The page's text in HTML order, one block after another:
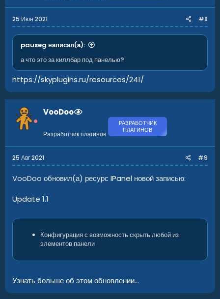
25 Июн 2021 #8
pauseg написал(а):
а что это за киллбар под панелью?
https://skyplugins.ru/resources/241/
VooDoo
Разработчик плагинов
РАЗРАБОТЧИК
ПЛАГИНОВ
25 Авг 2021 #9
VooDoo обновил(а) ресурс IPanel новой записью:
Update 1.1
Конфигурация с возможность скрыть любой из
элементов панели
Узнать больше об этом обновлении...